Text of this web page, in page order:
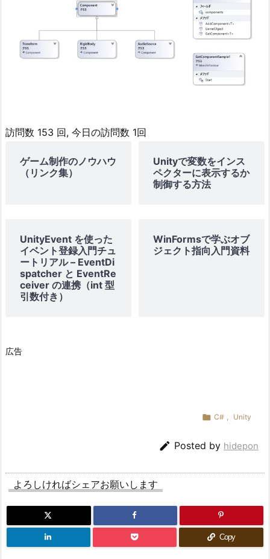
訪問数 153 回, 今日の訪問数 1回
ゲーム制作のノウハウ
（リンク集）
Unityで変数をインス
ペクターに表示するか
制御する方法
UnityEvent を使った
イベント登録入門チュ
ートリアル – EventDi
spatcher と EventRe
ceiver の連携（int 型
引数付き）
WinFormsで学ぶオブ
ジェクト指向入門資料
広告
 C# , Unity
 Posted by hidepon
よろしければシェアお願いします
Copy